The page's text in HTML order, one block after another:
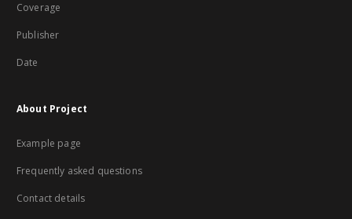
Coverage
Publisher
Date
About Project
Example page
Frequently asked questions
Contact details